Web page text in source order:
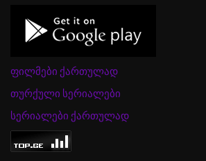
ფილმები ქართულად
თურქული სერიალები
სერიალები ქართულად